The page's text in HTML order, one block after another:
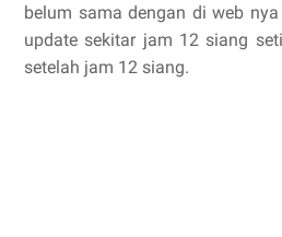
belum sama dengan di web
update sekitar jam 12 siang
setelah jam 12 siang.